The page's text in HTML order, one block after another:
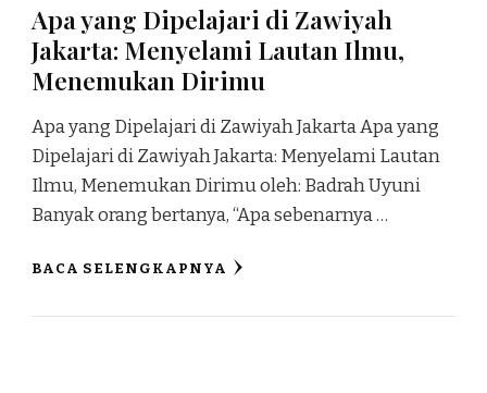
Apa yang Dipelajari di Zawiyah
Jakarta: Menyelami Lautan Ilmu,
Menemukan Dirimu
Apa yang Dipelajari di Zawiyah Jakarta Apa yang
Dipelajari di Zawiyah Jakarta: Menyelami Lautan
Ilmu, Menemukan Dirimu oleh: Badrah Uyuni
Banyak orang bertanya, “Apa sebenarnya …
BACA SELENGKAPNYA